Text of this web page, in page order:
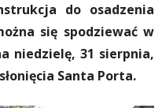
do osadzenia
się spodziewać w
niedzielę, 31 sierpnia,
Santa Porta.